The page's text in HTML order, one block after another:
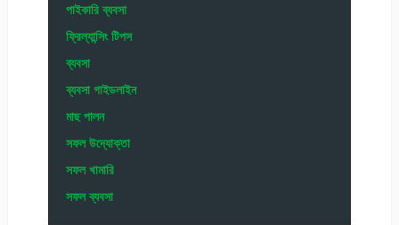
পাইকারি ব্যবসা
ফ্রিল্যান্সিং টিপস
ব্যবসা
ব্যবসা গাইডলাইন
মাছ পালন
সফল উদ্যোক্তা
সফল খামারি
সফল ব্যবসা